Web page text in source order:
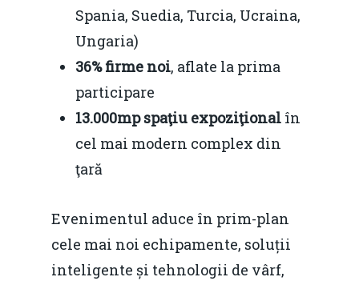
Spania, Suedia, Turcia, Ucraina,
Ungaria)
36% firme noi, aflate la prima
participare
13.000mp spaţiu expoziţional în
cel mai modern complex din
ţară
Evenimentul aduce în prim-plan
cele mai noi echipamente, soluții
inteligente și tehnologii de vârf,